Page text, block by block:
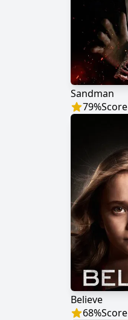
Sandman
79%Score
Believe
68%Score